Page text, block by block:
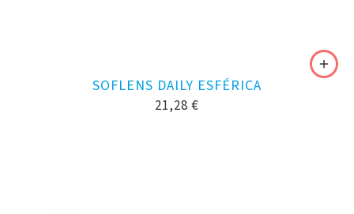
SOFLENS DAILY ESFÉRICA
21,28 €